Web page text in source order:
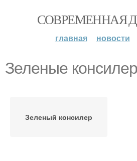
СОВРЕМЕННАЯ
главная новости
Зеленые
Зеленый консилер